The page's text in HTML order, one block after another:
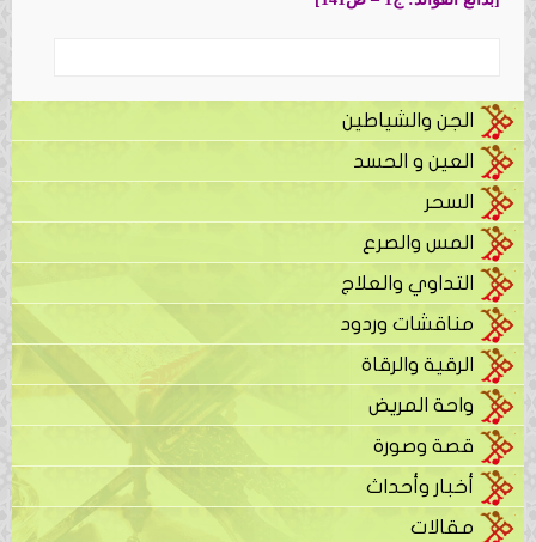
الجن والشياطين
العين و الحسد
السحر
المس والصرع
التداوي والعلاج
مناقشات وردود
الرقية والرقاة
واحة المريض
قصة وصورة
أخبار وأحداث
مقالات